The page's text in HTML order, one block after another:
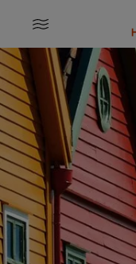
Springe zum
MENU